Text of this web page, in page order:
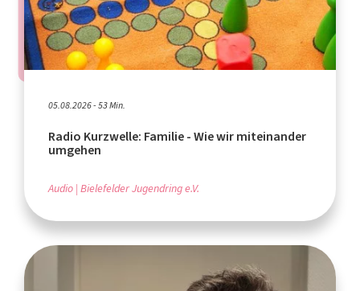
05.08.2026 - 53 Min.
Radio Kurzwelle: Familie - Wie wir miteinander
umgehen
Audio Bielefelder Jugendring e.V.